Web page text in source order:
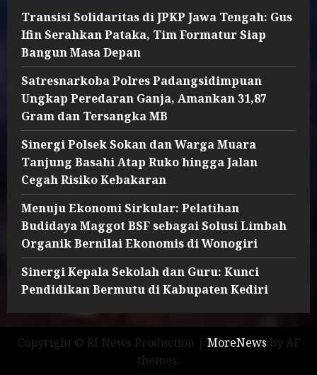
Transisi Solidaritas di JPKP Jawa Tengah: Gus
Ifin Serahkan Pataka, Tim Formatur Siap
Bangun Masa Depan
Satresnarkoba Polres Padangsidimpuan
Ungkap Peredaran Ganja, Amankan 31,87
Gram dan Tersangka MB
Sinergi Polsek Sokan dan Warga Muara
Tanjung Basahi Atap Ruko hingga Jalan
Cegah Risiko Kebakaran
Menuju Ekonomi Sirkular: Pelatihan
Budidaya Maggot BSF sebagai Solusi Limbah
Organik Bernilai Ekonomis di Wonogiri
Sinergi Kepala Sekolah dan Guru: Kunci
Pendidikan Bermutu di Kabupaten Kediri
Copyright © RI News Production | MoreNews by AF
themes.